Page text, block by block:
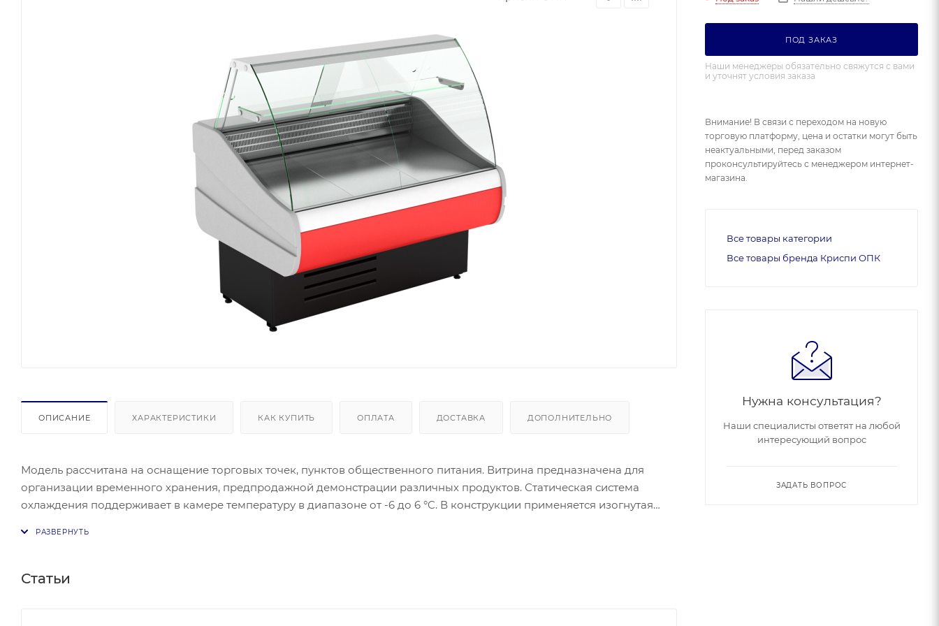
ОПИСАНИЕ ХАРАКТЕРИСТИКИ КАК КУПИТЬ ОПЛАТА ДОСТАВКА ДОПОЛНИТЕЛЬНО
Модель рассчитана на оснащение торговых точек, пунктов общественного питания. Витрина предназначена для
организации временного хранения, предпродажной демонстрации различных продуктов. Статическая система
охлаждения поддерживает в камере температуру в диапазоне от -6 до 6 °C. В конструкции применяется изогнутая
слой из пенополиуретана.
Статьи
ПОД ЗАКАЗ
Наши менеджеры обязательно свяжутся с вами
и уточнят условия заказа
Внимание! В связи с переходом на новую
торговую платформу, цена и остатки могут быть
неактуальными, перед заказом
проконсультируйтесь с менеджером интернет-
магазина.
Все товары категории
Все товары бренда Криспи ОПК
Нужна консультация?
Наши специалисты ответят на любой
интересующий вопрос
ЗАДАТЬ ВОПРОС